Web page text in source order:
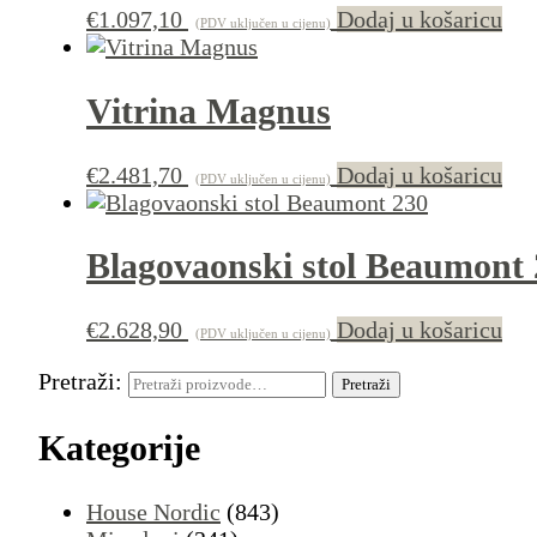
€1.097,10 (PDV uključen u cijenu) Dodaj u košaricu
Vitrina Magnus
€2.481,70 (PDV uključen u cijenu) Dodaj u košaricu
Blagovaonski stol Beaumont
€2.628,90 (PDV uključen u cijenu) Dodaj u košaricu
Pretraži:
Pretraži
Kategorije
House Nordic (843)